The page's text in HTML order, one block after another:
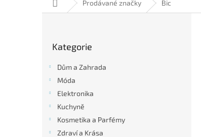
Domů Prodávané značky Bic
kategorie
Kategorie
Dům a Zahrada
Móda
Elektronika
Kuchyně
Kosmetika a Parfémy
Zdraví a Krása